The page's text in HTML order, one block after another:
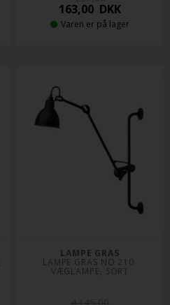
163,00 DKK
Varen er på lager
LAMPE GRAS
LAMPE GRAS NO 210
VÆGLAMPE, SORT